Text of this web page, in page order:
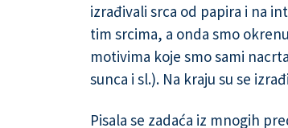
izrađivali srca od papira i na
tim srcima, a onda smo
motivima koje smo sami
sunca i sl.). Na kraju su se
Pisala se zadaća iz mnogih